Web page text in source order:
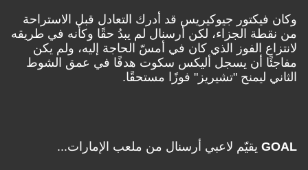
وكان فيكتور جيوكيريس قد أدرك التعادل قبل الاستراحة
من نقطة الجزاء، لكن أرسنال لم يبدُ حقًا وكأنه في طريقه
لانتزاع الفوز الذي كان في أمسّ الحاجة إليه، ولم يكن
مفاجئًا أن يسجل أليكس سكوت هدفًا في عمق الشوط
الثاني ليمنح "تشيريز" فوزًا مستحقًا.
GOAL يقيّم لاعبي أرسنال من ملعب الإمارات...